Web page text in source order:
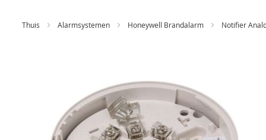
Thuis Alarmsystemen Honeywell Brandalarm Notifier
afbeeldingen-